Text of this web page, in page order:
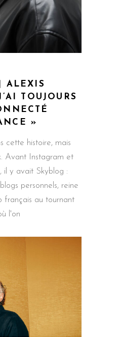
ALEXIS
TOUJOURS
»
cette histoire, mais
Avant Instagram et
il y avait Skyblog :
personnels, reine
français au tournant
l'on